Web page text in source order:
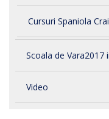
Cursuri Spaniola
Scoala de Vara2017
Video